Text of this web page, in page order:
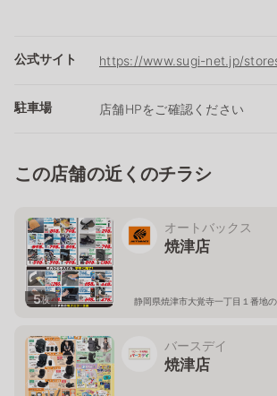
公式サイト https://www.sugi-net.jp/
駐車場 店舗HPをご確認ください
この店舗の近くのチラシ
5枚
オートバックス
焼津店
静岡県焼津市大覚寺一丁目１番地の
バースデイ
焼津店